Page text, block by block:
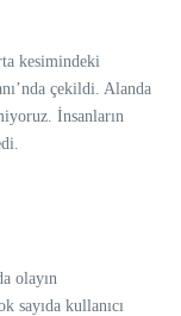
kesimindeki
çekildi. Alanda
İnsanların
olayın
sayıda kullanıcı